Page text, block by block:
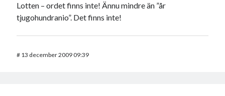
Lotten – ordet finns inte! Ännu mindre än ”år
tjugohundranio”. Det finns inte!
# 13 december 2009 09:39